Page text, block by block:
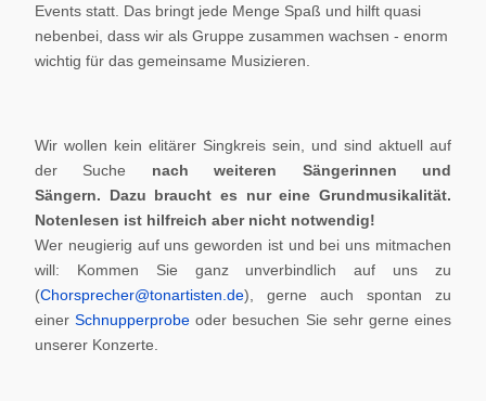
Events statt. Das bringt jede Menge Spaß und hilft quasi
nebenbei, dass wir als Gruppe zusammen wachsen - enorm
wichtig für das gemeinsame Musizieren.
Wir wollen kein elitärer Singkreis sein, und sind aktuell auf
der Suche nach weiteren Sängerinnen und
Sängern. Dazu braucht es nur eine Grundmusikalität.
Notenlesen ist hilfreich aber nicht notwendig!
Wer neugierig auf uns geworden ist und bei uns mitmachen
will: Kommen Sie ganz unverbindlich auf uns zu
(Chorsprecher@tonartisten.de), gerne auch spontan zu
einerSchnupperprobe oder besuchen Sie sehr gerne eines
unserer Konzerte.